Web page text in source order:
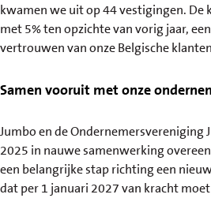
kwamen we uit op 44 vestigingen. De
met 5% ten opzichte van vorig jaar,
vertrouwen van onze Belgische
Samen vooruit met onze
Jumbo en de Ondernemersvereniging
2025 in nauwe samenwerking
een belangrijke stap richting een
dat per 1 januari 2027 van kracht